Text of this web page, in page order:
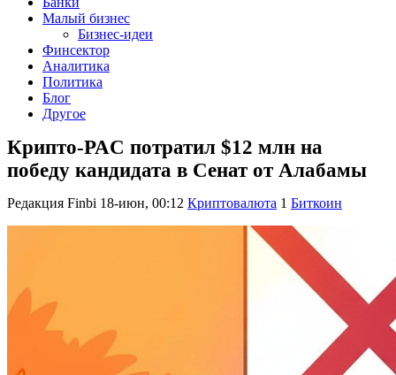
Малый бизнес
Бизнес-идеи
Финсектор
Аналитика
Политика
Блог
Другое
Крипто-PAC потратил $12 млн на
победу кандидата в Сенат от Алабамы
Редакция Finbi 18-июн, 00:12 Криптовалюта 1 Биткоин